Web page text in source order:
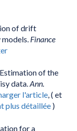
of drift
Finance
of the
data.Ann.
l'article, ( et
plus détaillée )
for a